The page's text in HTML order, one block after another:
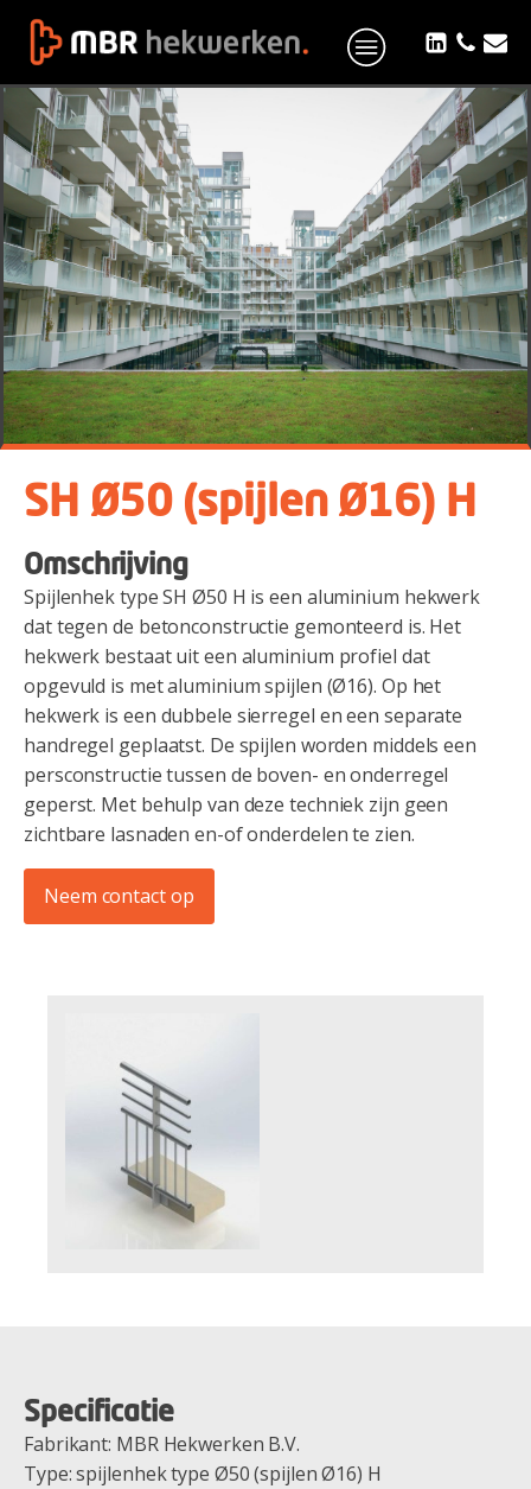
SH Ø50 (spijlen Ø16) H
Omschrijving
Spijlenhek type SH Ø50 H is een aluminium hekwerk
dat tegen de betonconstructie gemonteerd is. Het
hekwerk bestaat uit een aluminium profiel dat
opgevuld is met aluminium spijlen (Ø16). Op het
hekwerk is een dubbele sierregel en een separate
handregel geplaatst. De spijlen worden middels een
persconstructie tussen de boven- en onderregel
geperst. Met behulp van deze techniek zijn geen
zichtbare lasnaden en-of onderdelen te zien.
Neem contact op
Specificatie
Fabrikant: MBR Hekwerken B.V.
Type: spijlenhek type Ø50 (spijlen Ø16) H